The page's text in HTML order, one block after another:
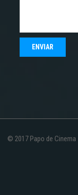
© 2017 Papo de Cinema